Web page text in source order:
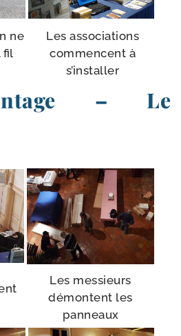
ne
fil
Les asso­cia­tions
com­mencent à
s’installer
– Le
Les mes­sieurs
démontent les
panneaux